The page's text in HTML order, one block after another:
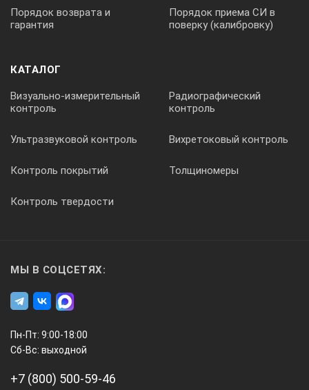
мощная программа позволяет автоматически
представляет собой расходимость пучка продольной
или поперечной волны.
VEO предлагает многочисленные
конфигурационные возможности:
База данных по настройкам преобразователей и
Порядок возврата и
гарантия
Порядок приема СИ в
поверку (калибровку)
КАТАЛОГ
Визуально-измерительный
контроль
Радиографический
контроль
Ультразвуковой контроль Вихретоковый контроль
Контроль покрытий Толщиномеры
Контроль твердости
МЫ В СОЦСЕТЯХ:
Пн-Пт: 9:00-18:00
Сб-Вс: выходной
+7 (800) 500-59-46